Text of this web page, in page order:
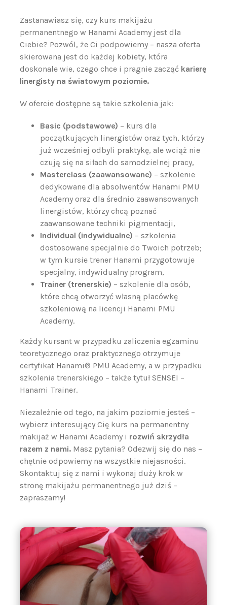
Zastanawiasz się, czy kurs makijażu
permanentnego w Hanami Academy jest dla
Ciebie? Pozwól, że Ci podpowiemy – nasza oferta
skierowana jest do każdej kobiety, która
doskonale wie, czego chce i pragnie zacząć karierę
linergisty na światowym poziomie.
W ofercie dostępne są takie szkolenia jak:
Basic (podstawowe) – kurs dla
początkujących linergistów oraz tych, którzy
już wcześniej odbyli praktykę, ale wciąż nie
czują się na siłach do samodzielnej pracy,
Masterclass (zaawansowane) – szkolenie
dedykowane dla absolwentów Hanami PMU
Academy oraz dla średnio zaawansowanych
linergistów, którzy chcą poznać
zaawansowane techniki pigmentacji,
Individual (indywidualne) – szkolenia
dostosowane specjalnie do Twoich potrzeb;
w tym kursie trener Hanami przygotowuje
specjalny, indywidualny program,
Trainer (trenerskie) – szkolenie dla osób,
które chcą otworzyć własną placówkę
szkoleniową na licencji Hanami PMU
Academy.
Każdy kursant w przypadku zaliczenia egzaminu
teoretycznego oraz praktycznego otrzymuje
certyfikat Hanami® PMU Academy, a w przypadku
szkolenia trenerskiego – także tytuł SENSEI –
Hanami Trainer.
Niezależnie od tego, na jakim poziomie jesteś –
wybierz interesujący Cię kurs na permanentny
makijaż w Hanami Academy i rozwiń skrzydła
razem z nami.Masz pytania? Odezwij się do nas –
chętnie odpowiemy na wszystkie niejasności.
Skontaktuj się z nami i wykonaj duży krok w
stronę makijażu permanentnego już dziś –
zapraszamy!